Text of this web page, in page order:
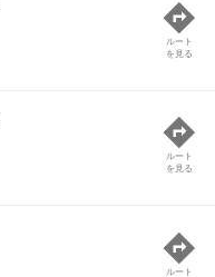
ルート
を見る
ルート
を見る
ルート